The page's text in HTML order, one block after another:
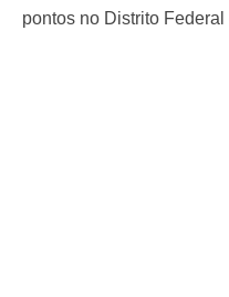
pontos no Distrito